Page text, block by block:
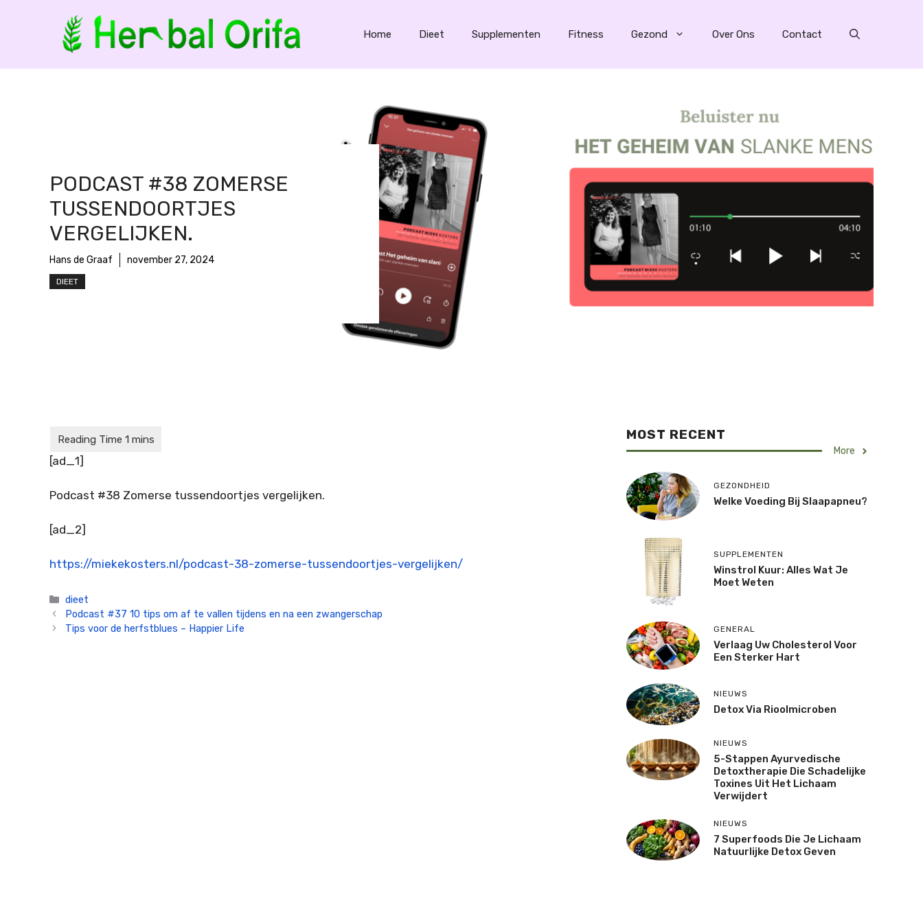
Home Dieet Supplementen Fitness Gezond Over Ons Contact
PODCAST #38 ZOMERSE
TUSSENDOORTJES
VERGELIJKEN.
Hans de Graaf november 27, 2024
DIEET
[ad_1]
Podcast #38 Zomerse tussendoortjes vergelijken.
[ad_2]
https://miekekosters.nl/podcast-38-zomerse-tussendoortjes-vergelijken/
Categorieën
dieet
Podcast #37 10 tips om af te vallen tijdens en na een zwangerschap
Tips voor de herfstblues – Happier Life
MOST RECENT
More
GEZONDHEID
Welke Voeding Bij Slaapapneu?
SUPPLEMENTEN
Winstrol Kuur: Alles Wat Je
Moet Weten
GENERAL
Verlaag Uw Cholesterol Voor
Een Sterker Hart
NIEUWS
Detox Via Rioolmicroben
NIEUWS
5-Stappen Ayurvedische
Detoxtherapie Die Schadelijke
Toxines Uit Het Lichaam
Verwijdert
NIEUWS
7 Superfoods Die Je Lichaam
Natuurlijke Detox Geven